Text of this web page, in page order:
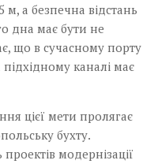
м, а безпечна відстань
дна має бути не
що в сучасному порту
каналі має
цієї мети пролягає
бухту.
модернізації